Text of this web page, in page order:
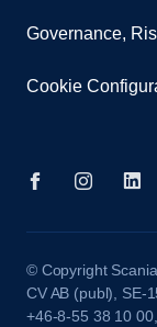
Governance,
Cookie
© Copyright
CV AB (publ), SE-
+46-8-55 38 10